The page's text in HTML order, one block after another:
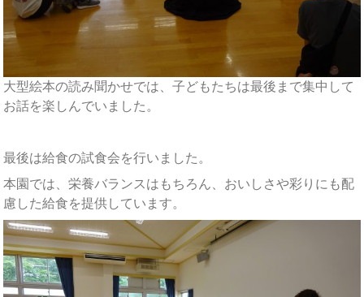
大型絵本の読み聞かせでは、子どもたちは最後まで集中して
お話を楽しんでいました。
最後は給食の試食会を行いました。
本園では、栄養バランスはもちろん、おいしさや彩りにも配
慮した給食を提供しています。